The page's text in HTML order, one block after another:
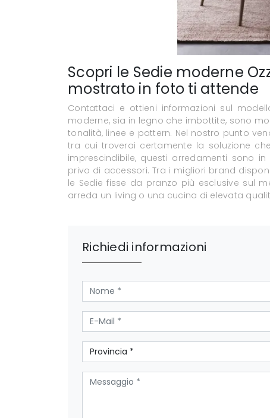
Scopri le Sedie moderne
mostrato in foto ti attende
Contattaci e ottieni informazioni sul
moderne, sia in legno che imbottite, sono
tonalità, linee e pattern. Nel nostro punto
tra cui troverai certamente la soluzione
imprescindibile, questi arredamenti sono
privo di accessori. Tra i migliori brand
le Sedie fisse da pranzo più esclusive sul
arreda un living o una cucina di elevata
Richiedi informazioni